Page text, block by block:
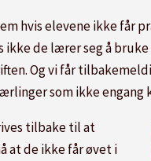
hvis elevene ikke får
ikke de lærer seg å
Og vi får
som ikke engang
tilbake til at
at de ikke får øvet i